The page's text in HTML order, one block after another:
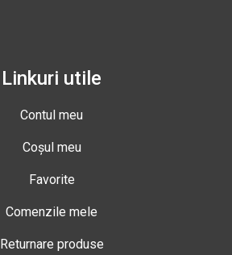
Linkuri utile
Contul meu
Coșul meu
Favorite
Comenzile mele
Returnare produse